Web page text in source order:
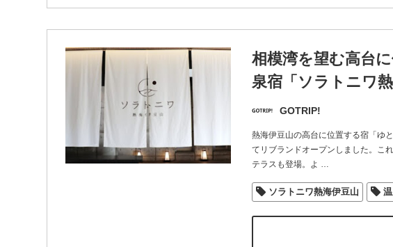
相模湾を望む高台
泉宿「ソラトニワ熱
GOTRIP!
熱海伊豆山の高台に位置する宿「ゆ
てリブランドオープンしました。こ
テラスも登場。よ …
ソラトニワ熱海伊豆山